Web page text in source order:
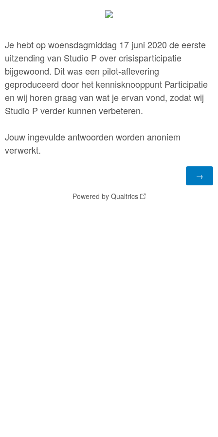
Je hebt op woensdagmiddag 17 juni 2020 de eerste
uitzending van Studio P over crisisparticipatie
bijgewoond. Dit was een pilot-aflevering
geproduceerd door het kennisknooppunt Participatie
en wij horen graag van wat je ervan vond, zodat wij
Studio P verder kunnen verbeteren.
Jouw ingevulde antwoorden worden anoniem
verwerkt.
Powered by Qualtrics